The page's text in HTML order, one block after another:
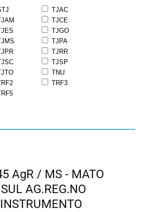
TJAC
TJCE
TJGO
TJPA
TJRR
TJSP
TNU
TRF3
AgR / MS - MATO
AG.REG.NO